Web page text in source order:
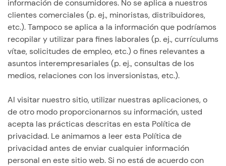
información de consumidores. No se aplica a nuestros
clientes comerciales (p. ej., minoristas, distribuidores,
etc.). Tampoco se aplica a la información que podríamos
recopilar y utilizar para fines laborales (p. ej., currículums
vítae, solicitudes de empleo, etc.) o fines relevantes a
asuntos interempresariales (p. ej., consultas de los
medios, relaciones con los inversionistas, etc.).
Al visitar nuestro sitio, utilizar nuestras aplicaciones, o
de otro modo proporcionarnos su información, usted
acepta las prácticas descritas en esta Política de
privacidad. Le animamos a leer esta Política de
privacidad antes de enviar cualquier información
personal en este sitio web. Si no está de acuerdo con